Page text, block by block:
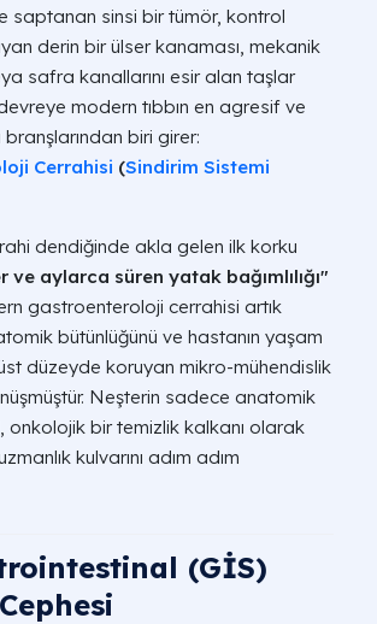
saptanan sinsi bir tümör, kontrol
derin bir ülser kanaması, mekanik
safra kanallarını esir alan taşlar
modern tıbbın en agresif ve
branşlarından biri girer:
Cerrahisi (Sindirim Sistemi
dendiğinde akla gelen ilk korku
ve aylarca süren yatak bağımlılığı"
gastroenteroloji cerrahisi artık
bütünlüğünü ve hastanın yaşam
düzeyde koruyan mikro-mühendislik
Neşterin sadece anatomik
onkolojik bir temizlik kalkanı olarak
kulvarını adım adım
(GİS)